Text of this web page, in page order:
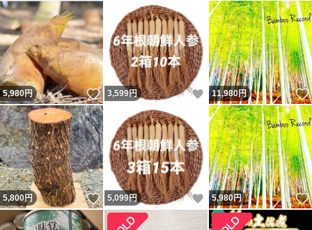
5,980円 いいね！
3,599円 いいね！
11,980円
5,800円 いいね！
5,099円 いいね！
5,980円